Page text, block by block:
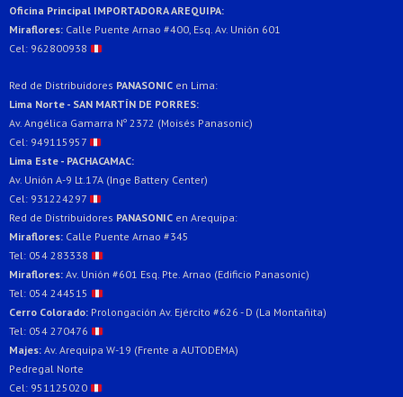
Oficina Principal IMPORTADORA AREQUIPA:
Miraflores: Calle Puente Arnao #400, Esq. Av. Unión 601
Cel: 962800938
Red de Distribuidores PANASONIC en Lima:
Lima Norte - SAN MARTÍN DE PORRES:
Av. Angélica Gamarra Nº 2372 (Moisés Panasonic)
Cel: 949115957
Lima Este - PACHACAMAC:
Av. Unión A-9 Lt.17A (Inge Battery Center)
Cel: 931224297
Red de Distribuidores PANASONIC en Arequipa:
Miraflores: Calle Puente Arnao #345
Tel: 054 283338
Miraflores: Av. Unión #601 Esq. Pte. Arnao (Edificio Panasonic)
Tel: 054 244515
Cerro Colorado: Prolongación Av. Ejército #626 - D (La Montañita)
Tel: 054 270476
Majes: Av. Arequipa W-19 (Frente a AUTODEMA)
Pedregal Norte
Cel: 951125020